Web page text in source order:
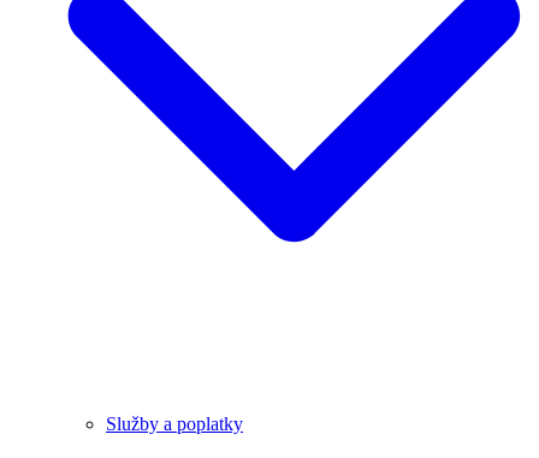
Služby a poplatky